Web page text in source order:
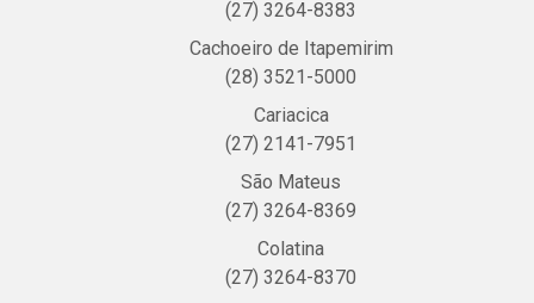
(27) 3264-8383
Cachoeiro de Itapemirim
(28) 3521-5000
Cariacica
(27) 2141-7951
São Mateus
(27) 3264-8369
Colatina
(27) 3264-8370